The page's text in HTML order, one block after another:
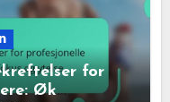
for
Øk